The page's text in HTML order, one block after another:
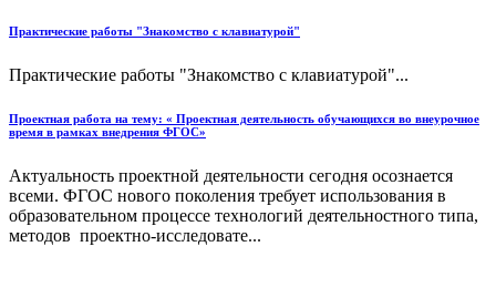
Практические работы "Знакомство с клавиатурой"
Практические работы "Знакомство с клавиатурой"...
Проектная работа на тему: « Проектная деятельность обучающихся во внеурочное
время в рамках внедрения ФГОС»
Актуальность проектной деятельности сегодня осознается
всеми. ФГОС нового поколения требует использования в
образовательном процессе технологий деятельностного типа,
методов проектно-исследовате...